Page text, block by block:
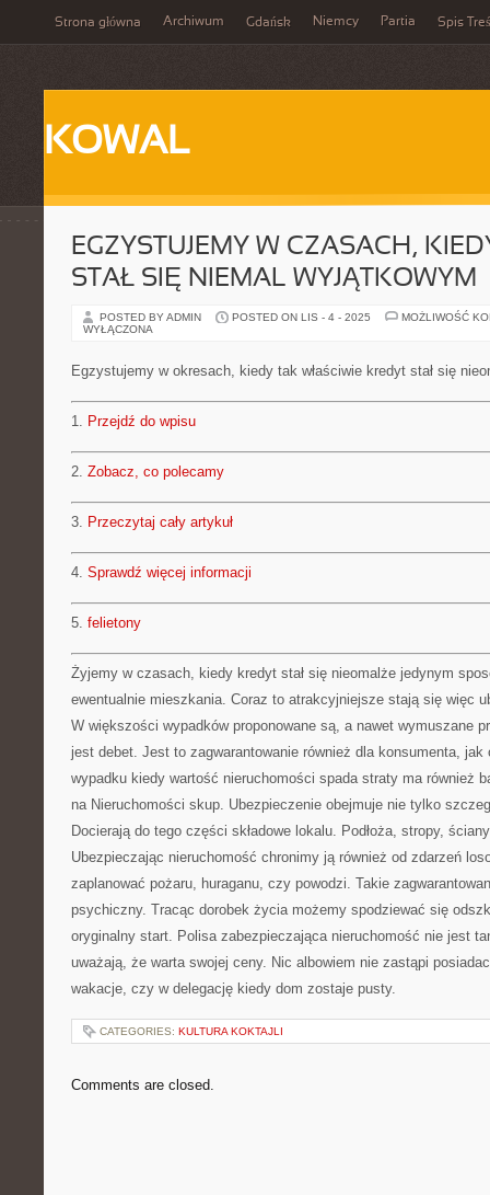
Strona główna Archiwum Gdańsk Niemcy Partia Spis
KOWAL
EGZYSTUJEMY W CZASACH,
STAŁ SIĘ NIEMAL WYJĄTKOWYM
POSTED BY ADMIN POSTED ON LIS - 4 - 2025
MOŻLIWOŚĆ
WYŁĄCZONA
Egzystujemy w okresach, kiedy tak właściwie kredyt stał się
1. Przejdź do wpisu
2. Zobacz, co polecamy
3. Przeczytaj cały artykuł
4. Sprawdź więcej informacji
5. felietony
Żyjemy w czasach, kiedy kredyt stał się nieomalże jedynym
ewentualnie mieszkania. Coraz to atrakcyjniejsze stają się więc
W większości wypadków proponowane są, a nawet wymuszane
jest debet. Jest to zagwarantowanie również dla konsumenta,
wypadku kiedy wartość nieruchomości spada straty ma również
na Nieruchomości skup. Ubezpieczenie obejmuje nie tylko
Docierają do tego części składowe lokalu. Podłoża, stropy,
Ubezpieczając nieruchomość chronimy ją również od zdarzeń
zaplanować pożaru, huraganu, czy powodzi. Takie
psychiczny. Tracąc dorobek życia możemy spodziewać się
oryginalny start. Polisa zabezpieczająca nieruchomość nie jest
uważają, że warta swojej ceny. Nic albowiem nie zastąpi
wakacje, czy w delegację kiedy dom zostaje pusty.
CATEGORIES: KULTURA KOKTAJLI
Comments are closed.